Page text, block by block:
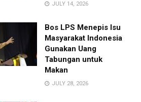
JULY 14, 2026
Bos LPS Menepis Isu
Masyarakat Indonesia
Gunakan Uang
Tabungan untuk
Makan
JULY 28, 2026